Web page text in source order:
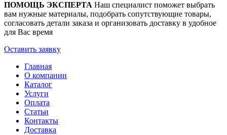
ПОМОЩЬ ЭКСПЕРТА Наш специалист поможет выбрать
вам нужные материалы, подобрать сопутствующие товары,
согласовать детали заказа и организовать доставку в удобное
для Вас время
Оставить заявку
Главная
О компании
Каталог
Услуги
Оплата
Статьи
Контакты
Доставка